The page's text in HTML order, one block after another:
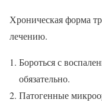
Хроническая форма
лечению.
Бороться с
обязательно.
Патогенные